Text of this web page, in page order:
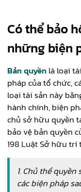
Có thể bảo
những biện
Bản quyền là loại
pháp của tổ chức,
loại tài sản này
hành chính, biện
chủ sở hữu quyền
bảo vệ bản quyền
198 Luật Sở hữu trí
1. Chủ thể
các biện pháp